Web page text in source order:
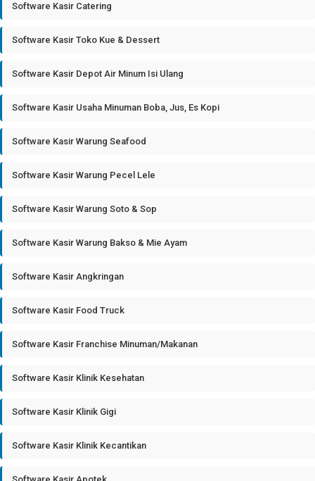
Software Kasir Catering
Software Kasir Toko Kue & Dessert
Software Kasir Depot Air Minum Isi Ulang
Software Kasir Usaha Minuman Boba, Jus, Es Kopi
Software Kasir Warung Seafood
Software Kasir Warung Pecel Lele
Software Kasir Warung Soto & Sop
Software Kasir Warung Bakso & Mie Ayam
Software Kasir Angkringan
Software Kasir Food Truck
Software Kasir Franchise Minuman/Makanan
Software Kasir Klinik Kesehatan
Software Kasir Klinik Gigi
Software Kasir Klinik Kecantikan